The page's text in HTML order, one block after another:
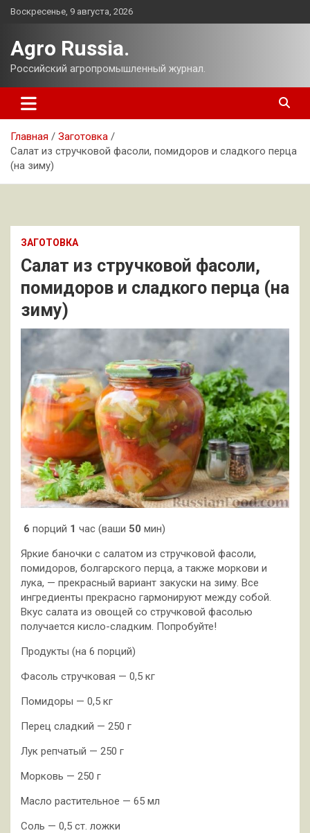
Перейти
Воскресенье, 9 августа, 2026
Agro Russia.
Российский агропромышленный журнал.
Главная
Заготовка
Салат из стручковой фасоли, помидоров и сладкого перца
(на зиму)
ЗАГОТОВКА
Салат из стручковой фасоли,
помидоров и сладкого перца (на
зиму)
6 порций 1 час (ваши 50 мин)
Яркие баночки с салатом из стручковой фасоли,
помидоров, болгарского перца, а также моркови и
лука, — прекрасный вариант закуски на зиму. Все
ингредиенты прекрасно гармонируют между собой.
Вкус салата из овощей со стручковой фасолью
получается кисло-сладким. Попробуйте!
Продукты (на 6 порций)
Фасоль стручковая — 0,5 кг
Помидоры — 0,5 кг
Перец сладкий — 250 г
Лук репчатый — 250 г
Морковь — 250 г
Масло растительное — 65 мл
Соль — 0,5 ст. ложки